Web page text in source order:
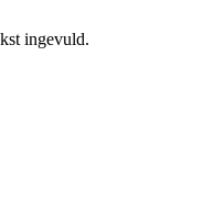
ingevuld.